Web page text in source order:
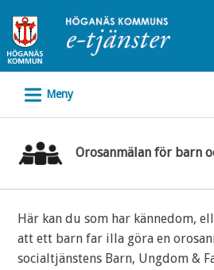
till
e-
tjänster
Höganäs
kommun
L Meny
Orosanmälan för barn
Här kan du som har kännedom,
att ett barn far illa göra en
socialtjänstens Barn, Ungdom &